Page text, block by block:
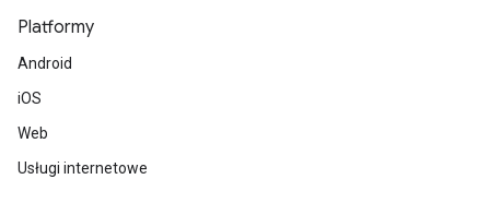
Platformy
Android
iOS
Web
Usługi internetowe